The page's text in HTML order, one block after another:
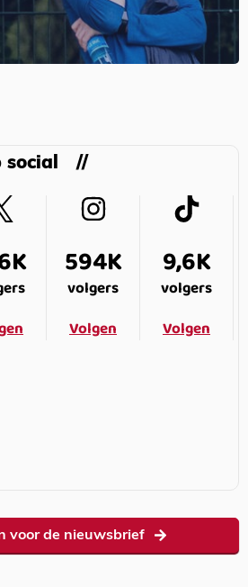
social
594K
volgers
Volgen
9,6K
volgers
Volgen
voor de nieuwsbrief